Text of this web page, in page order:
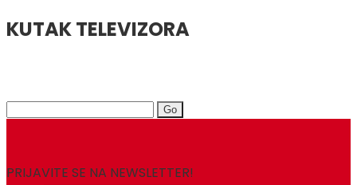
KUTAK TELEVIZORA
Search
PRIJAVITE SE NA NEWSLETTER!